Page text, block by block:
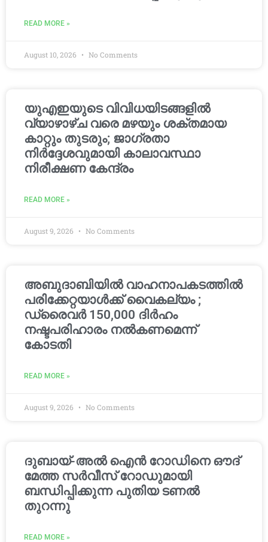
READ MORE »
August 10, 2026 No Comments
യുഎഇയുടെ വിവിധയിടങ്ങളിൽ
വ്യാഴാഴ്ച വരെ മഴയും ശക്തമായ
കാറ്റും തുടരും; ജാഗ്രതാ
നിർദ്ദേശവുമായി കാലാവസ്ഥാ
നിരീക്ഷണ കേന്ദ്രം
READ MORE »
August 9, 2026 No Comments
അബുദാബിയിൽ വാഹനാപകടത്തിൽ
പരിക്കേറ്റയാൾക്ക് വൈകല്യം ;
ഡ്രൈവർ 150,000 ദിർഹം
നഷ്ടപരിഹാരം നൽകണമെന്ന്
കോടതി
READ MORE »
August 9, 2026 No Comments
ദുബായ്-അൽ ഐൻ റോഡിനെ ഔദ്
മേത്ത സർവീസ് റോഡുമായി
ബന്ധിപ്പിക്കുന്ന പുതിയ ടണൽ
തുറന്നു
READ MORE »